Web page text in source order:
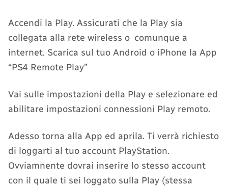
Accendi la Play. Assicurati che la Play sia
collegata alla rete wireless o comunque a
internet. Scarica sul tuo Android o iPhone la App
“PS4 Remote Play”
Vai sulle impostazioni della Play e selezionare ed
abilitare impostazioni connessioni Play remoto.
Adesso torna alla App ed aprila. Ti verrà richiesto
di loggarti al tuo account PlayStation.
Ovviamnente dovrai inserire lo stesso account
con il quale ti sei loggato sulla Play (stessa